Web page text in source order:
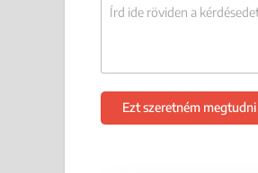
Ezt szeretném megtudni